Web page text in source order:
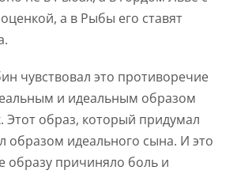
а в Рыбы его ставят
чувствовал это противоречие
и идеальным образом
Этот образ, который придумал
образом идеального сына. И это
образу причиняло боль и